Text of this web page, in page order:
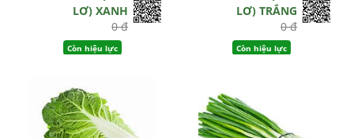
LƠ) XANH
0 đ
Còn hiệu lực
LƠ) TRẮNG
0 đ
Còn hiệu lực